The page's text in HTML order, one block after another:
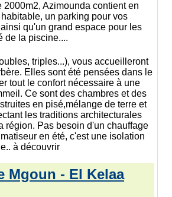
2000m2, Azimounda contient en
un parking pour vos
qu'un grand espace pour les
de la piscine....
triples...), vous accueilleront
Elles sont été pensées dans le
tout le confort nécessaire à une
Ce sont des chambres et des
en pisé,mélange de terre et
les traditions architecturales
région. Pas besoin d'un chauffage
en été, c'est une isolation
à découvrir
Mgoun - El Kelaa